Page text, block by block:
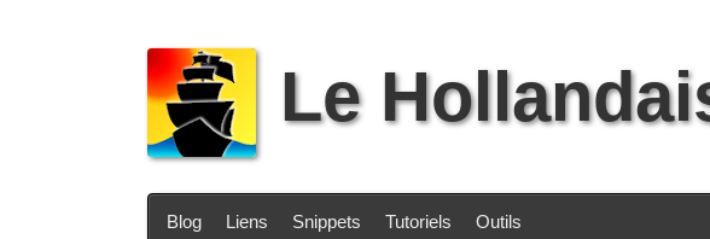
Le
Blog Liens Snippets Tutoriels Outils